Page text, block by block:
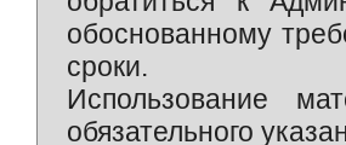
обоснованному
сроки.
Использование
обязательного